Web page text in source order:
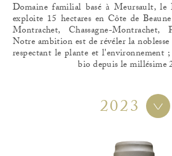
Domaine familial basé à Meursault, le
exploite 15 hectares en Côte de
Montrachet, Chassagne-Montrachet,
Notre ambition est de révéler la
respectant le plante et l'environnement
bio depuis le millésime
2023